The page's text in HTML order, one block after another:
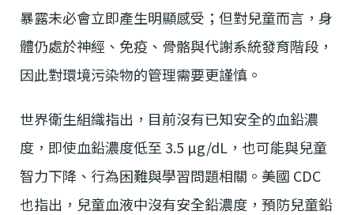
暴露未必會立即產生明顯感受；但對兒童而言，身
體仍處於神經、免疫、骨骼與代謝系統發育階段，
因此對環境污染物的管理需要更謹慎。
世界衛生組織指出，目前沒有已知安全的血鉛濃
度，即使血鉛濃度低至 3.5 µg/dL，也可能與兒童
智力下降、行為困難與學習問題相關。美國 CDC
也指出，兒童血液中沒有安全鉛濃度，預防兒童鉛